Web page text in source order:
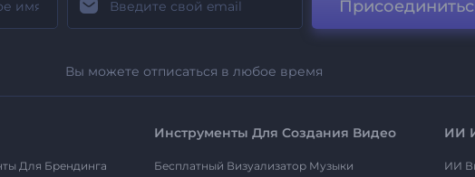
Вы можете отписаться в любое время
Для Брендинга
Инструменты Для Создания Видео
Бесплатный Визуализатор Музыки
ИИ
ИИ